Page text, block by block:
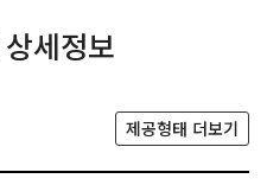
세정보
제공형태 더보기